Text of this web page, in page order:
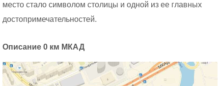
место стало символом столицы и одной из ее главных
достопримечательностей.
Описание 0 км МКАД